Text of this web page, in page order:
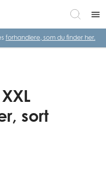
menu
forhandlere, som du finder her.
sort